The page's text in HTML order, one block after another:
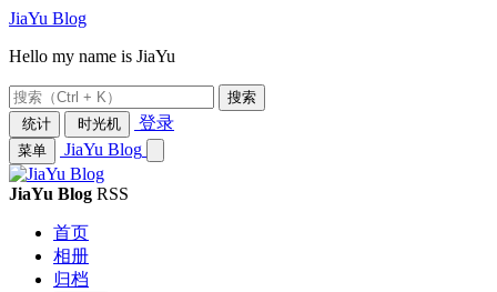
JiaYu Blog
Hello my name is JiaYu
搜索
统计
时光机 登录
菜单 JiaYu Blog
JiaYu Blog RSS
首页
相册
归档